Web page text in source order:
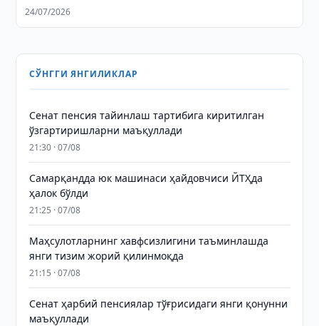
24/07/2026
СЎНГГИ ЯНГИЛИКЛАР
Сенат пенсия тайинлаш тартибига киритилган
ўзгартиришларни маъқуллади
21:30 · 07/08
Самарқандда юк машинаси ҳайдовчиси ЙТҲда
ҳалок бўлди
21:25 · 07/08
Маҳсулотларнинг хавфсизлигини таъминлашда
янги тизим жорий қилинмоқда
21:15 · 07/08
Сенат ҳарбий пенсиялар тўғрисидаги янги қонунни
маъқуллади